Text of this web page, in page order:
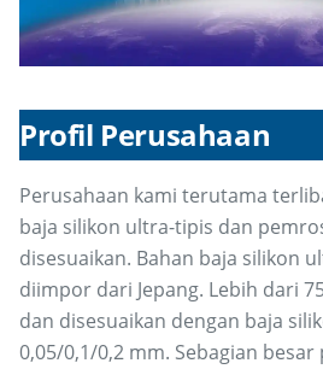
Profil Perusahaan
Perusahaan kami terutama
baja silikon ultra-tipis dan
disesuaikan. Bahan baja silikon
diimpor dari Jepang. Lebih dari
dan disesuaikan dengan baja
0,05/0,1/0,2 mm. Sebagian